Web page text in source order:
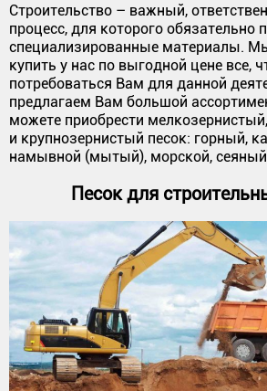
Строительство – важный,
процесс, для которого обязательно
специализированные материалы.
купить у нас по выгодной цене все,
потребоваться Вам для данной
предлагаем Вам большой
можете приобрести
и крупнозернистый песок: горный,
намывной (мытый), морской, сеяный
Песок для